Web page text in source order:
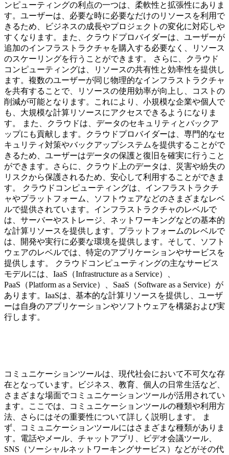
ンピューティングの利点の一つは、柔軟性と拡張性にありま
す。ユーザーは、必要な時に必要なだけのリソースを利用で
きるため、ビジネスの成長やプロジェクトの変化に対応しや
すくなります。また、クラウドプロバイダーは、ユーザーが
追加のインフラストラクチャを購入する必要なく、リソース
のスケーリングを行うことができます。 さらに、クラウド
コンピューティングは、リソースの共有性と効率性を提供し
ます。複数のユーザーが同じ物理的なインフラストラクチャ
を共有することで、リソースの使用効率が向上し、コストの
削減が可能となります。これにより、小規模な企業や個人で
も、大規模な計算リソースにアクセスできるようになりま
す。 また、クラウドは、データのセキュリティとバックア
ップにも貢献します。クラウドプロバイダーは、専門的なセ
キュリティ対策やバックアップシステムを提供することがで
きるため、ユーザーはデータの保護と復旧を確実に行うこと
ができます。さらに、クラウド上のデータは、災害や紛失の
リスクから保護されるため、安心して利用することができま
す。 クラウドコンピューティングは、インフラストラクチ
ャやプラットフォーム、ソフトウェアなどのさまざまなレベ
ルで提供されています。インフラストラクチャのレベルで
は、サーバーやストレージ、ネットワーキングなどの基本的
な計算リソースを提供します。プラットフォームのレベルで
は、開発や実行に必要な環境を提供します。そして、ソフト
ウェアのレベルでは、特定のアプリケーションやサービスを
提供します。 クラウドコンピューティングの主なサービス
モデルには、IaaS（Infrastructure as a Service）、
PaaS（Platform as a Service）、SaaS（Software as a Service）が
あります。IaaSは、基本的な計算リソースを提供し、ユーザ
ーは自身のアプリケーションやソフトウェアを構築および実
行します。
コミュニケーションツールは、現代社会において不可欠な存
在となっています。ビジネス、教育、個人の日常生活など、
さまざまな場面でコミュニケーションツールが活用されてい
ます。ここでは、コミュニケーションツールの種類や利用方
法、さらにはその重要性について詳しく説明します。 ま
ず、コミュニケーションツールにはさまざまな種類がありま
す。電話やメール、チャットアプリ、ビデオ会議ツール、
SNS（ソーシャルネットワーキングサービス）などがその代